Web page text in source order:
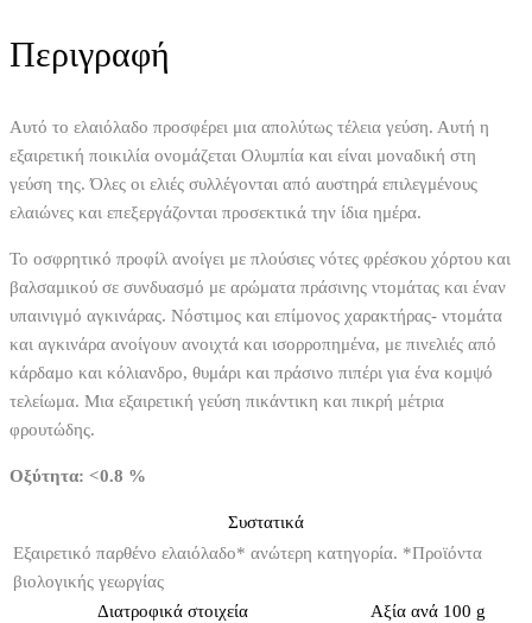
Περιγραφή
Αυτό το ελαιόλαδο προσφέρει μια απολύτως τέλεια γεύση. Αυτή η
εξαιρετική ποικιλία ονομάζεται Ολυμπία και είναι μοναδική στη
γεύση της. Όλες οι ελιές συλλέγονται από αυστηρά επιλεγμένους
ελαιώνες και επεξεργάζονται προσεκτικά την ίδια ημέρα.
Το οσφρητικό προφίλ ανοίγει με πλούσιες νότες φρέσκου χόρτου και
βαλσαμικού σε συνδυασμό με αρώματα πράσινης ντομάτας και έναν
υπαινιγμό αγκινάρας. Νόστιμος και επίμονος χαρακτήρας- ντομάτα
και αγκινάρα ανοίγουν ανοιχτά και ισορροπημένα, με πινελιές από
κάρδαμο και κόλιανδρο, θυμάρι και πράσινο πιπέρι για ένα κομψό
τελείωμα. Μια εξαιρετική γεύση πικάντικη και πικρή μέτρια
φρουτώδης.
Οξύτητα: <0.8 %
Συστατικά
Εξαιρετικό παρθένο ελαιόλαδο* ανώτερη κατηγορία. *Προϊόντα
βιολογικής γεωργίας
Διατροφικά στοιχεία
Αξία ανά 100 g